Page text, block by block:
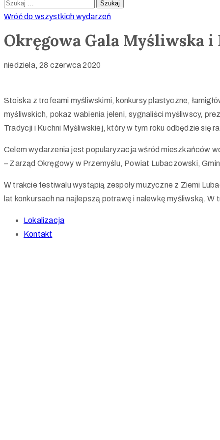
Wróć do wszystkich wydarzeń
Okręgowa Gala Myśliwska
niedziela, 28 czerwca 2020
Stoiska z trofeami myśliwskimi, konkursy plastyczne,
myśliwskich, pokaz wabienia jeleni, sygnaliści myśliwscy,
Tradycji i Kuchni Myśliwskiej, który w tym roku odbędzie się
Celem wydarzenia jest popularyzacja wśród mieszkańców
– Zarząd Okręgowy w Przemyślu, Powiat Lubaczowski,
W trakcie festiwalu wystąpią zespoły muzyczne z Ziemi
lat konkursach na najlepszą potrawę i nalewkę myśliwską.
Lokalizacja
Kontakt